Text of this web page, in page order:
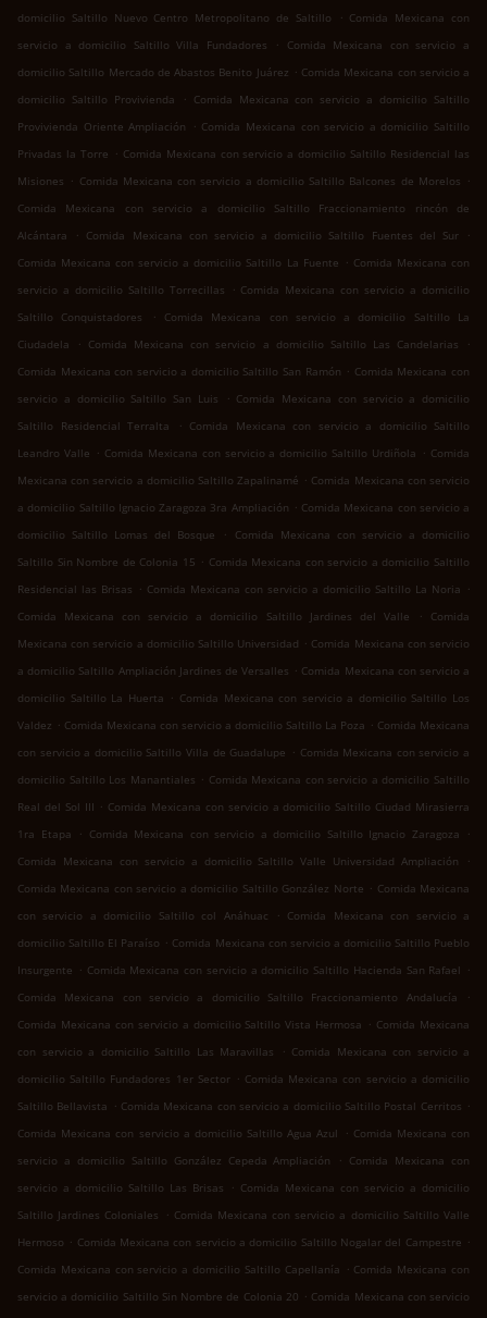
domicilio Saltillo Nuevo Centro Metropolitano de Saltillo
. Comida Mexicana con
servicio a domicilio Saltillo Villa Fundadores
.
Comida Mexicana con servicio a
domicilio Saltillo Mercado de Abastos Benito Juárez . Comida Mexicana con servicio a
domicilio Saltillo Provivienda
. Comida Mexicana con servicio a domicilio Saltillo
Provivienda Oriente Ampliación
. Comida Mexicana con servicio a domicilio Saltillo
Privadas la Torre . Comida Mexicana con servicio a domicilio Saltillo Residencial las
Misiones . Comida Mexicana con servicio a domicilio Saltillo Balcones de Morelos .
Comida Mexicana con servicio a domicilio Saltillo Fraccionamiento rincón de
Alcántara
. Comida Mexicana con servicio a domicilio Saltillo Fuentes del Sur
.
Comida Mexicana con servicio a domicilio Saltillo La Fuente . Comida Mexicana con
servicio a domicilio Saltillo Torrecillas
. Comida Mexicana con servicio a domicilio
Saltillo Conquistadores
.
Comida Mexicana con servicio a domicilio Saltillo La
Ciudadela
. Comida Mexicana con servicio a domicilio Saltillo Las Candelarias
.
Comida Mexicana con servicio a domicilio Saltillo San Ramón . Comida Mexicana con
servicio a domicilio Saltillo San Luis
. Comida Mexicana con servicio a domicilio
Saltillo Residencial Terralta
. Comida Mexicana con servicio a domicilio Saltillo
Leandro Valle . Comida Mexicana con servicio a domicilio Saltillo Urdiñola . Comida
Mexicana con servicio a domicilio Saltillo Zapalinamé . Comida Mexicana con servicio
a domicilio Saltillo Ignacio Zaragoza 3ra Ampliación . Comida Mexicana con servicio a
domicilio Saltillo Lomas del Bosque
.
Comida Mexicana con servicio a domicilio
Saltillo Sin Nombre de Colonia 15 . Comida Mexicana con servicio a domicilio Saltillo
Residencial las Brisas . Comida Mexicana con servicio a domicilio Saltillo La Noria .
Comida Mexicana con servicio a domicilio Saltillo Jardines del Valle
.
Comida
Mexicana con servicio a domicilio Saltillo Universidad . Comida Mexicana con servicio
a domicilio Saltillo Ampliación Jardines de Versalles . Comida Mexicana con servicio a
domicilio Saltillo La Huerta . Comida Mexicana con servicio a domicilio Saltillo Los
Valdez . Comida Mexicana con servicio a domicilio Saltillo La Poza . Comida Mexicana
con servicio a domicilio Saltillo Villa de Guadalupe . Comida Mexicana con servicio a
domicilio Saltillo Los Manantiales . Comida Mexicana con servicio a domicilio Saltillo
Real del Sol III . Comida Mexicana con servicio a domicilio Saltillo Ciudad Mirasierra
1ra Etapa
. Comida Mexicana con servicio a domicilio Saltillo Ignacio Zaragoza
.
Comida Mexicana con servicio a domicilio Saltillo Valle Universidad Ampliación
.
Comida Mexicana con servicio a domicilio Saltillo González Norte . Comida Mexicana
con servicio a domicilio Saltillo col Anáhuac
. Comida Mexicana con servicio a
domicilio Saltillo El Paraíso . Comida Mexicana con servicio a domicilio Saltillo Pueblo
Insurgente . Comida Mexicana con servicio a domicilio Saltillo Hacienda San Rafael .
Comida Mexicana con servicio a domicilio Saltillo Fraccionamiento Andalucía
.
Comida Mexicana con servicio a domicilio Saltillo Vista Hermosa . Comida Mexicana
con servicio a domicilio Saltillo Las Maravillas
. Comida Mexicana con servicio a
domicilio Saltillo Fundadores 1er Sector . Comida Mexicana con servicio a domicilio
Saltillo Bellavista . Comida Mexicana con servicio a domicilio Saltillo Postal Cerritos .
Comida Mexicana con servicio a domicilio Saltillo Agua Azul
. Comida Mexicana con
servicio a domicilio Saltillo González Cepeda Ampliación
. Comida Mexicana con
servicio a domicilio Saltillo Las Brisas
. Comida Mexicana con servicio a domicilio
Saltillo Jardines Coloniales
. Comida Mexicana con servicio a domicilio Saltillo Valle
Hermoso . Comida Mexicana con servicio a domicilio Saltillo Nogalar del Campestre .
Comida Mexicana con servicio a domicilio Saltillo Capellanía . Comida Mexicana con
servicio a domicilio Saltillo Sin Nombre de Colonia 20 . Comida Mexicana con servicio